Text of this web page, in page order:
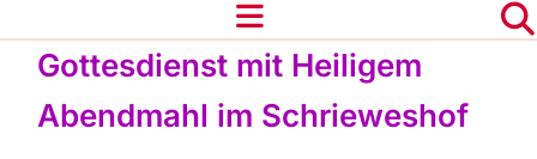
Gottesdienst mit Heiligem
Abendmahl im Schrieweshof